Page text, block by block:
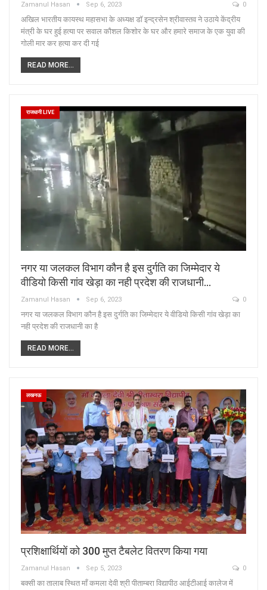
Zamanul Hasan Sep 6, 2023 0
अखिल भारतीय कायस्थ महासभा के अध्यक्ष डॉ इन्द्रसेन श्रीवास्तव ने उठाये केंद्रीय
मंत्री के घर हुई हत्या पर सवाल कौशल किशोर के घर और हमारे समाज के एक युवा की
गोली मार कर हत्या कर दी गई
READ MORE...
राजधानी LIVE
नगर या जलकल विभाग कौन है इस दुर्गति का जिम्मेदार ये
वीडियो किसी गांव खेड़ा का नही प्रदेश की राजधानी…
Zamanul Hasan Sep 6, 2023 0
नगर या जलकल विभाग कौन है इस दुर्गति का जिम्मेदार ये वीडियो किसी गांव खेड़ा का
नही प्रदेश की राजधानी का है
READ MORE...
लखनऊ
प्रशिक्षार्थियों को 300 मुप्त टैबलेट वितरण किया गया
Zamanul Hasan Sep 5, 2023 0
बक्सी का तालाब स्थित माँ कमला देवी श्री पीताम्बरा विद्यापीठ आईटीआई कालेज में